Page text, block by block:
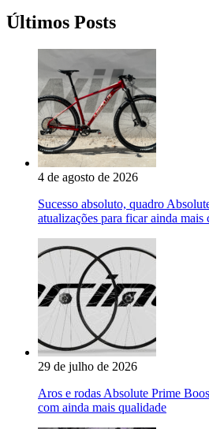
Últimos Posts
4 de agosto de 2026
Sucesso absoluto, quadro
atualizações para ficar ainda
29 de julho de 2026
Aros e rodas Absolute Prime
com ainda mais qualidade